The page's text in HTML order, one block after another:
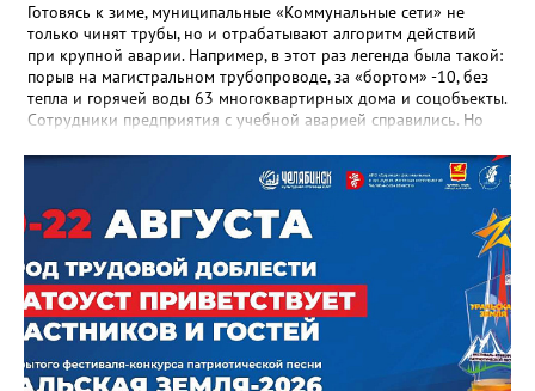
Готовясь к зиме, муниципальные «Коммунальные сети» не
только чинят трубы, но и отрабатывают алгоритм действий
при крупной аварии. Например, в этот раз легенда была такой:
порыв на магистральном трубопроводе, за «бортом» -10, без
тепла и горячей воды 63 многоквартирных дома и соцобъекты.
Сотрудники предприятия с учебной аварией справились. Но
отметили и недочёты. «Например, управляющие компании
несвоевременно приняли меры для предотвращения
“перемерзания” общей домовой тепловой сети
многоквартирного дома, отсутствовало взаимодействие с
ресурсоснабжающей организацией, ЕДДС и иными службами»,
— сообщила начальник Главного управления ГЖИ Ирина
Настенко. В следующий раз, рекомендовали в
Госжилинспекции, службы должны действовать слаженно. И
оперативно делиться информацией со всеми
заинтересованными – от поставщика тепла до конечных
потребителей.